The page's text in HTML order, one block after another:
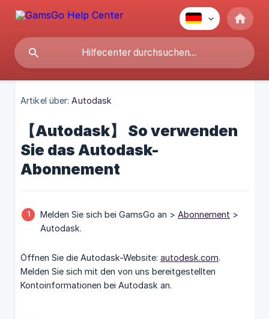
Artikel über: Autodask
【Autodask】 So verwenden
Sie das Autodask-
Abonnement
Melden Sie sich bei GamsGo an > Abonnement >
Autodask.
Öffnen Sie die Autodask-Website: autodesk.com.
Melden Sie sich mit den von uns bereitgestellten
Kontoinformationen bei Autodask an.